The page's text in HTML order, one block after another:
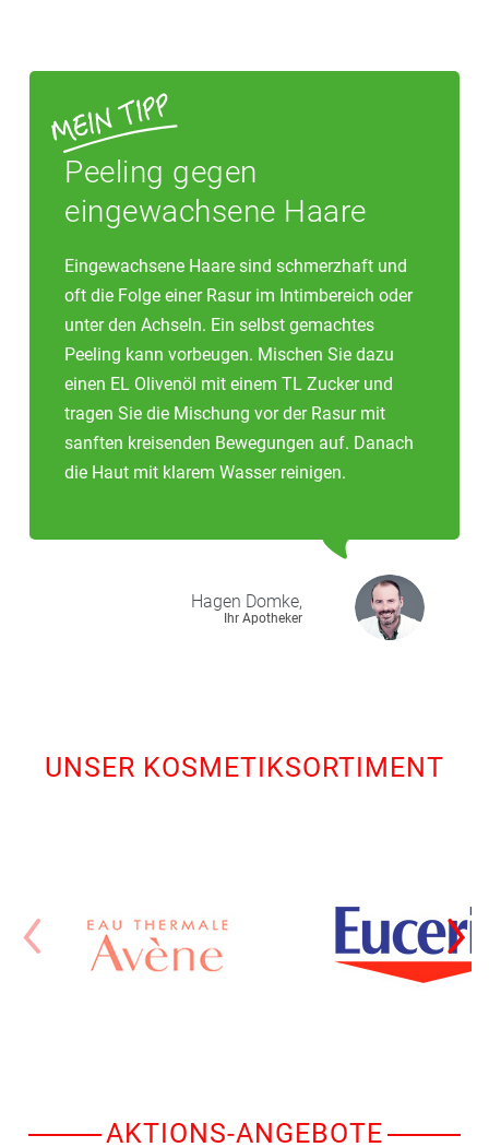
Peeling gegen
eingewachsene Haare
Eingewachsene Haare sind schmerzhaft und
oft die Folge einer Rasur im Intimbereich oder
unter den Achseln. Ein selbst gemachtes
Peeling kann vorbeugen. Mischen Sie dazu
einen EL Olivenöl mit einem TL Zucker und
tragen Sie die Mischung vor der Rasur mit
sanften kreisenden Bewegungen auf. Danach
die Haut mit klarem Wasser reinigen.
Hagen Domke,
Ihr Apotheker
UNSER KOSMETIKSORTIMENT
AKTIONS-ANGEBOTE